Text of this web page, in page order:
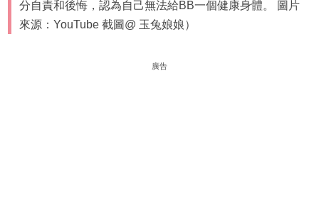
分自責和後悔，認為自己無法給BB一個健康身體。 圖片
來源：YouTube 截圖@ 玉兔娘娘）
廣告